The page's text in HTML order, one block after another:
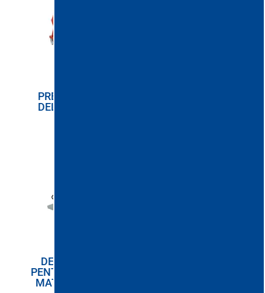
PRESEPARATOR
DELFIN AA 1009
DELIFN DBF 20
PENTRU PRAF SAU
MATERIAL SOLID